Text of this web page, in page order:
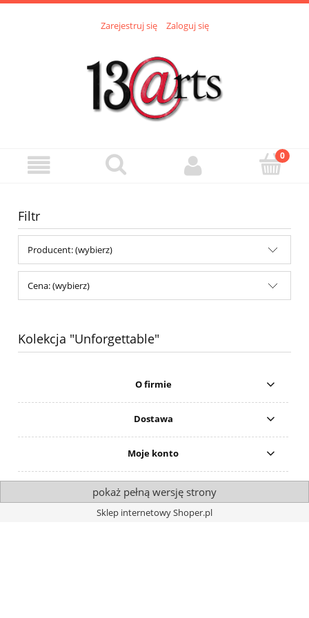
Zarejestruj się Zaloguj się
Filtr
Producent: (wybierz)
Cena: (wybierz)
Kolekcja "Unforgettable"
O firmie
Dostawa
Moje konto
pokaż pełną wersję strony
Sklep internetowy Shoper.pl